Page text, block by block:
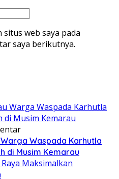
situs web saya pada
saya berikutnya.
Waspada Karhutla
di Musim Kemarau